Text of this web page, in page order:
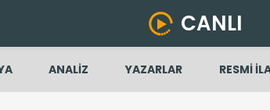
CANLI
ANALİZ YAZARLAR RESMİ